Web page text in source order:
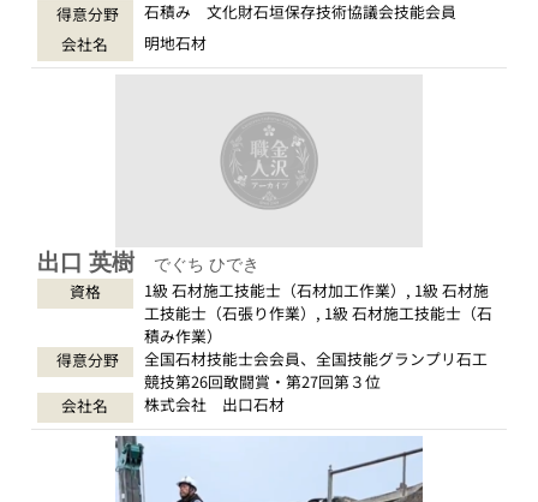
得意分野
石積み 文化財石垣保存技術協議会技能会員
会社名
明地石材
出口 英樹 でぐち ひでき
資格
1級 石材施工技能士（石材加工作業）, 1級 石材施
工技能士（石張り作業）, 1級 石材施工技能士（石
積み作業）
得意分野
全国石材技能士会会員、全国技能グランプリ石工
競技第26回敢闘賞・第27回第３位
会社名
株式会社 出口石材